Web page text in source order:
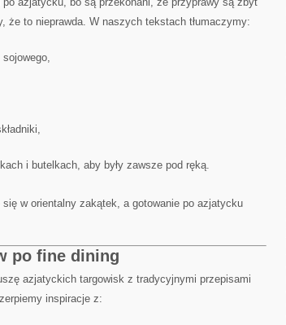
że to nieprawda. W naszych tekstach tłumaczymy:
i butelkach, aby były zawsze pod ręką.
w orientalny zakątek, a gotowanie po azjatycku
po fine dining
azjatyckich targowisk z tradycyjnymi przepisami
inspiracje z: